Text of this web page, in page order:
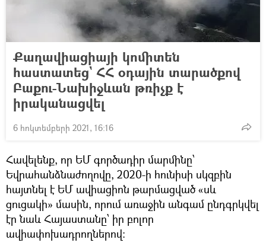
Քաղավիացիայի կոմիտեն
հաստատեց` ՀՀ օդային տարածքով
Բաքու-Նախիջևան թռիչք է
իրականացվել
6 հոկտեմբերի 2021, 16:16
Հավելենք, որ ԵՄ գործադիր մարմինը՝
Եվրահանձնաժողովը, 2020-ի հունիսի սկզբին
հայտնել է ԵՄ ավիացիոն թարմացված «սև
ցուցակի» մասին, որում առաջին անգամ ընդգրկվել
էր նաև Հայաստանը՝ իր բոլոր
ավիափոխադրողներով: